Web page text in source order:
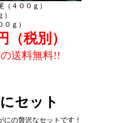
４００ｇ）
０ｇ）
００ｇ）
（税別）
送料無料!!
セット
の贅沢なセットです！